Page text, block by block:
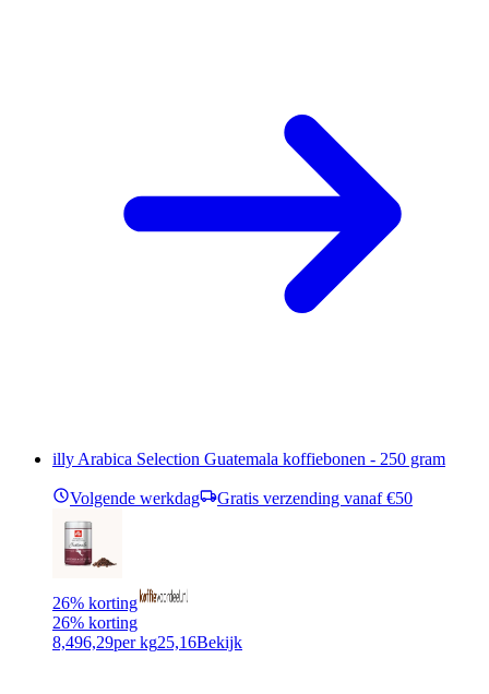
illy Arabica Selection Guatemala koffiebonen - 250 gram
Volgende werkdag Gratis verzending vanaf €50
26% korting
26% korting
8,496,29per kg25,16Bekijk